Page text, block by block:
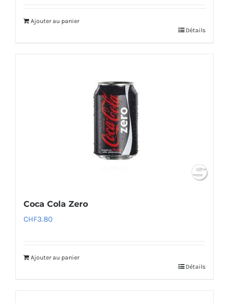
Ajouter au panier
Détails
Coca Cola Zero
CHF3.80
Ajouter au panier
Détails